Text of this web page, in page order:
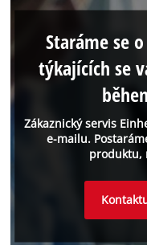
Zákaznický servis
e-mailu.
produktu,
Staráme se
týkajících se